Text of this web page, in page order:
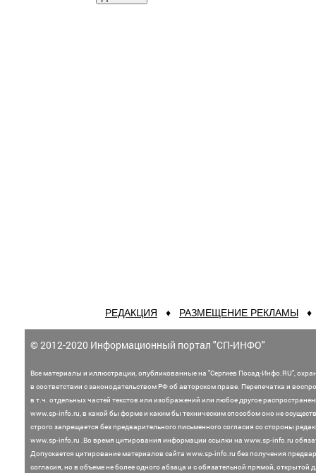
РЕДАКЦИЯ ♦ РАЗМЕЩЕНИЕ РЕКЛАМЫ
© 2012-2020 Информационный портал "СП-ИНФО"
Все материалы и иллюстрации,опубликованные на "Сергиев Посад-Инфо.RU",
в соответствии с законодательством РФ об авторском праве. Перепечатка и
в т.ч. отдельных частей текстов или изображений или любое другое
www.sp-info.ru, в какой бы форме и каким бы техническим способом оно не
строго запрещается без предварительного письменного согласия со стороны
www.sp-info.ru .Во время цитирования информации ссылки на www.sp-info.ru
Допускается цитирование материалов сайта www.sp-info.ru без получения
согласия, но в объеме не более одного абзаца и с обязательной прямой, открытой